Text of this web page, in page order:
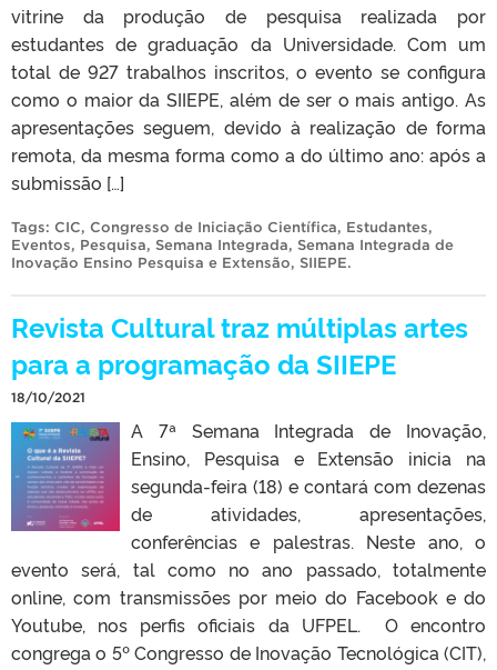
vitrine da produção de pesquisa realizada por
estudantes de graduação da Universidade. Com um
total de 927 trabalhos inscritos, o evento se configura
como o maior da SIIEPE, além de ser o mais antigo. As
apresentações seguem, devido à realização de forma
remota, da mesma forma como a do último ano: após a
submissão […]
Tags: CIC, Congresso de Iniciação Científica, Estudantes,
Eventos, Pesquisa, Semana Integrada, Semana Integrada de
Inovação Ensino Pesquisa e Extensão, SIIEPE.
Revista Cultural traz múltiplas artes
para a programação da SIIEPE
18/10/2021
A 7ª Semana Integrada de Inovação,
Ensino, Pesquisa e Extensão inicia na
segunda-feira (18) e contará com dezenas
de atividades, apresentações,
conferências e palestras. Neste ano, o
evento será, tal como no ano passado, totalmente
online, com transmissões por meio do Facebook e do
Youtube, nos perfis oficiais da UFPEL. O encontro
congrega o 5º Congresso de Inovação Tecnológica (CIT),